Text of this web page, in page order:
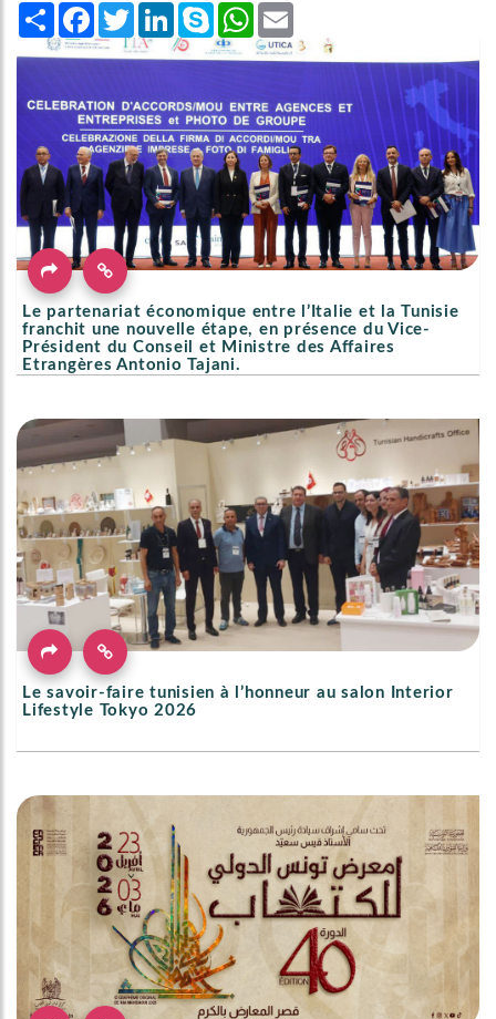
Share Facebook
TwitterLinkedInSkype WhatsApp
Le partenariat économique entre l’Italie et la Tunisie
franchit une nouvelle étape, en présence du Vice-
Président du Conseil et Ministre des Affaires
Etrangères Antonio Tajani.
Le savoir-faire tunisien à l’honneur au salon Interior
Lifestyle Tokyo 2026